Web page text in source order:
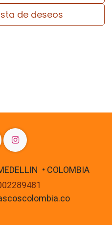
de deseos
• COLOMBIA